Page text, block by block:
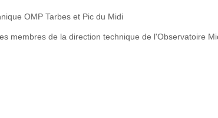
OMP Tarbes et Pic du Midi
membres de la direction technique de l'Observatoire